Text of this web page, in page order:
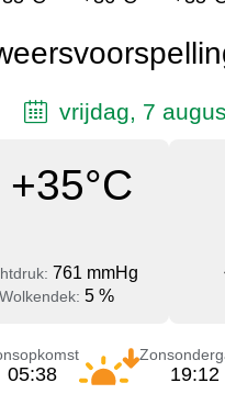
vrijdag, 7
+35°C
761 mmHg
Wolkendek: 5 %
05:38 19:12